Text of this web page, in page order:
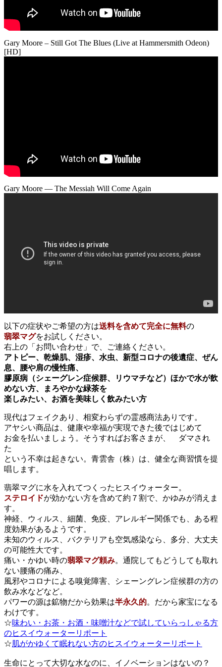
Gary Moore – Still Got The Blues (Live at Hammersmith Odeon)
[HD]
Gary Moore — The Messiah Will Come Again
以下の症状やご希望の方は送料を含めて完全に無料の
翡翠マグをお試しください。
右上の「お問い合わせ」で、ご連絡ください。
アトピー、乾燥肌、湿疹、水虫、新型コロナの後遺症、ぜん
息、腰や肩の慢性痛、
膠原病（シェーグレン症候群、リウマチなど）ほかで水が飲
めない方、まろやかな緑茶を
楽しみたい、お酒を美味しく飲みたい方
現代はフェイクあり、相変わらずの霊感商法ありです。
アヤシい商品は、健康や幸福が実現できた後ではじめて
お金を払いましょう。そうすればお客さまが、 ダマされ
た
という不幸は起きない。青雲舎（株）は、健全な商習慣を提
唱します。
翡翠マグに水を入れてつくったヒスイウォーター。
ステロイドが効かない方を含めて約７割で、かゆみが消えま
す。
神経、ウィルス、細菌、免疫、アレルギー関係でも、ある程
度効果があるようです。
未知のウィルス、バクテリアも空気感染なら、多分、大丈夫
の可能性大です。
痛い・かゆい時の翡翠マグ頼み。通院してもどうしても取れ
ない腰痛の痛み、
風邪やコロナによる嗅覚障害、シェーングレン症候群の方の
飲み水などなど。
パワーの源は鉱物だから効果は半永久的。だから家宝になる
わけです。
☆味わい・お茶・お酒・味噌汁などで試していらっしゃる方
のヒスイウォーターリポート
☆肌がかゆくて眠れない方のヒスイウォーターリポート
生命にとって大切な水なのに、イノベーションはないの？